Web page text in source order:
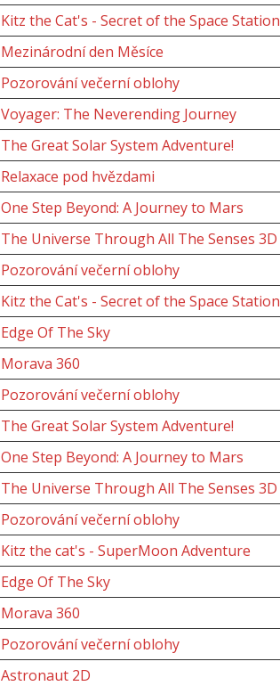
Kitz the Cat's - Secret of the Space Station
Mezinárodní den Měsíce
Pozorování večerní oblohy
Voyager: The Neverending Journey
The Great Solar System Adventure!
Relaxace pod hvězdami
One Step Beyond: A Journey to Mars
The Universe Through All The Senses 3D
Pozorování večerní oblohy
Kitz the Cat's - Secret of the Space Station
Edge Of The Sky
Morava 360
Pozorování večerní oblohy
The Great Solar System Adventure!
One Step Beyond: A Journey to Mars
The Universe Through All The Senses 3D
Pozorování večerní oblohy
Kitz the cat's - SuperMoon Adventure
Edge Of The Sky
Morava 360
Pozorování večerní oblohy
Astronaut 2D